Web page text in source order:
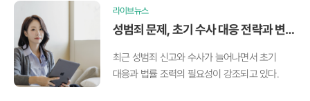
라이브뉴스
성범죄 문제, 초기 수사 대응 전략과 변호
최근 성범죄 신고와 수사가 늘어나면서 초기
대응과 법률 조력의 필요성이 강조되고 있다.